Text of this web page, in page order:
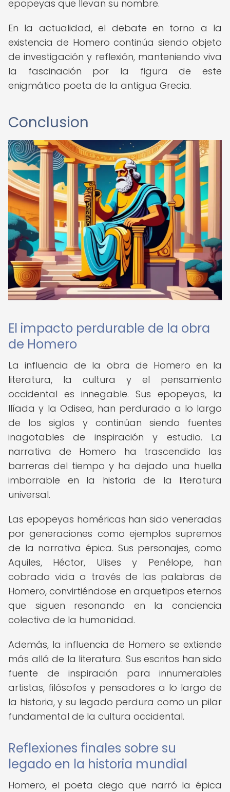
epopeyas que llevan su nombre.
En la actualidad, el debate en torno a la
existencia de Homero continúa siendo objeto
de investigación y reflexión, manteniendo viva
la fascinación por la figura de este
enigmático poeta de la antigua Grecia.
Conclusion
El impacto perdurable de la obra
de Homero
La influencia de la obra de Homero en la
literatura, la cultura y el pensamiento
occidental es innegable. Sus epopeyas, la
Ilíada y la Odisea, han perdurado a lo largo
de los siglos y continúan siendo fuentes
inagotables de inspiración y estudio. La
narrativa de Homero ha trascendido las
barreras del tiempo y ha dejado una huella
imborrable en la historia de la literatura
universal.
Las epopeyas homéricas han sido veneradas
por generaciones como ejemplos supremos
de la narrativa épica. Sus personajes, como
Aquiles, Héctor, Ulises y Penélope, han
cobrado vida a través de las palabras de
Homero, convirtiéndose en arquetipos eternos
que siguen resonando en la conciencia
colectiva de la humanidad.
Además, la influencia de Homero se extiende
más allá de la literatura. Sus escritos han sido
fuente de inspiración para innumerables
artistas, filósofos y pensadores a lo largo de
la historia, y su legado perdura como un pilar
fundamental de la cultura occidental.
Reflexiones finales sobre su
legado en la historia mundial
Homero, el poeta ciego que narró la épica